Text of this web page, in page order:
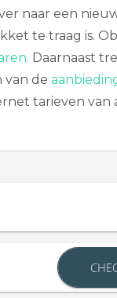
naar een
te traag is.
Daarnaast
van de
tarieven van